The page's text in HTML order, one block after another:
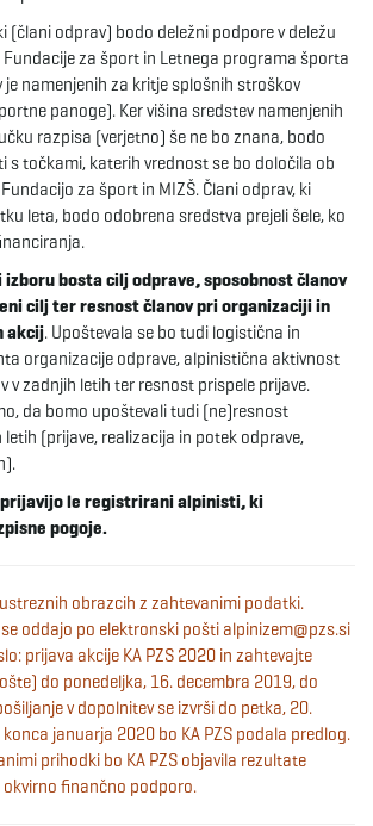
n
t
i
(člani odprav) bodo deležni podpore v deležu
za šport in Letnega programa športa
je namenjenih za kritje splošnih stroškov
panoge). Ker višina sredstev namenjenih
razpisa (verjetno) še ne bo znana, bodo
s točkami, katerih vrednost se bo določila ob
za šport in MIZŠ. Člani odprav, ki
leta, bodo odobrena sredstva prejeli šele, ko
bosta cilj odprave, sposobnost članov
cilj ter resnost članov pri organizaciji in
akcij. Upoštevala se bo tudi logistična in
organizacije odprave, alpinistična aktivnost
v zadnjih letih ter resnost prispele prijave.
da bomo upoštevali tudi (ne)resnost
letih (prijave, realizacija in potek odprave,
prijavijo le registrirani alpinisti, ki
pogoje.
obrazcih z zahtevanimi podatki.
oddajo po elektronski pošti alpinizem@pzs.si
prijava akcije KA PZS 2020 in zahtevajte
do ponedeljka, 16. decembra 2019, do
v dopolnitev se izvrši do petka, 20.
januarja 2020 bo KA PZS podala predlog.
prihodki bo KA PZS objavila rezultate
finančno podporo.